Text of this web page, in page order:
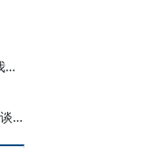
徐志摩："就使打破了头，也还要保持我灵魂的自由"
羽之野：灵魂与独特是文学旨归——漫谈朱宏梅的小说《诗人之夜》